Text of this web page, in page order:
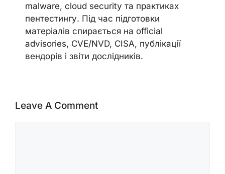
malware, cloud security та практиках
пентестингу. Під час підготовки
матеріалів спирається на official
advisories, CVE/NVD, CISA, публікації
вендорів і звіти дослідників.
Leave A Comment